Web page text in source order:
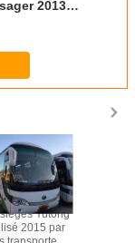
2013
Yutong
2015 par